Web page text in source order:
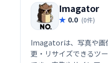
Imagator
0.0 (0件)
Imagatorは、写真や画
更・リサイズできるツ